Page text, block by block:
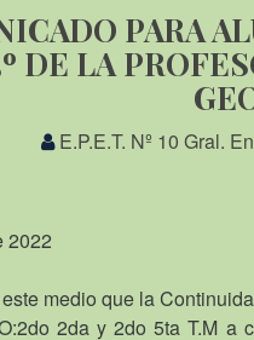
PARA
DE LA
E.P.E.T. Nº 10 Gral.
2022
medio que la
2da y 2do 5ta T.M a